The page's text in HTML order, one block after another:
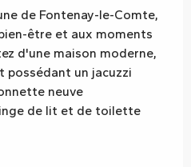
de Fontenay-le-Comte,
être et aux moments
d'une maison moderne,
possédant un jacuzzi
neuve
de lit et de toilette